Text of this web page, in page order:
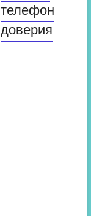
телефон
доверия